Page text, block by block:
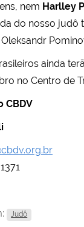
nem Harlley
do nosso
ainda
no Centro de
CBDV
Judô